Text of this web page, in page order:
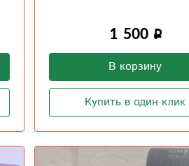
1 500
В корзину
Купить в один клик